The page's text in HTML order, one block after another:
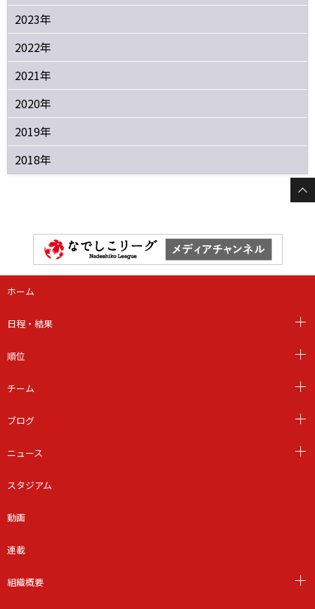
2023年
2022年
2021年
2020年
2019年
2018年
ホーム
日程・結果
順位
チーム
ブログ
ニュース
スタジアム
動画
連載
組織概要